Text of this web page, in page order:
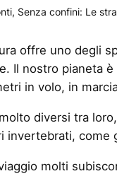
Senza confini: Le
offre uno degli
Il nostro pianeta
in volo, in
diversi tra
invertebrati, come
molti